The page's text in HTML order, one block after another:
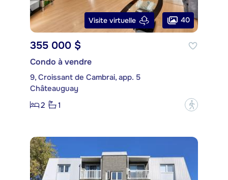
Visite virtuelle 40
355 000 $
Condo à vendre
9, Croissant de Cambrai, app. 5
Châteauguay
2
1 ?